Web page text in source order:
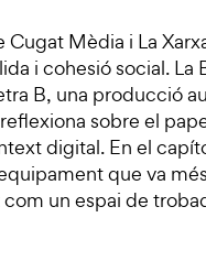
Mèdia i La
i cohesió social. La
B, una producció
sobre el
digital. En el
que va
com un espai de